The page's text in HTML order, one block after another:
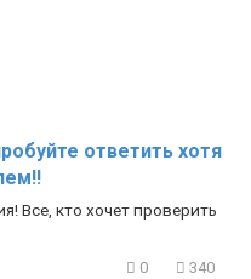
ответить хотя
Все, кто хочет проверить
0 340